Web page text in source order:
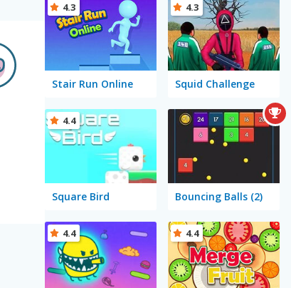
Stair Run Online
4.3
Squid Challenge
4.3
Square Bird
4.4
Bouncing Balls (2)
4.4 4.4